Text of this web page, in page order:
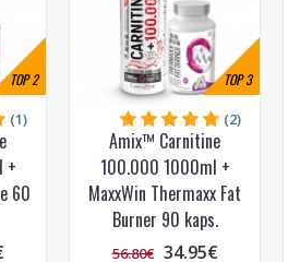
TOP2
+
60
(1)
TOP3
Amix™ Carnitine
100.000 1000ml +
MaxxWin Thermaxx Fat
Burner 90 kaps.
(2)
56.80€ 34.95€